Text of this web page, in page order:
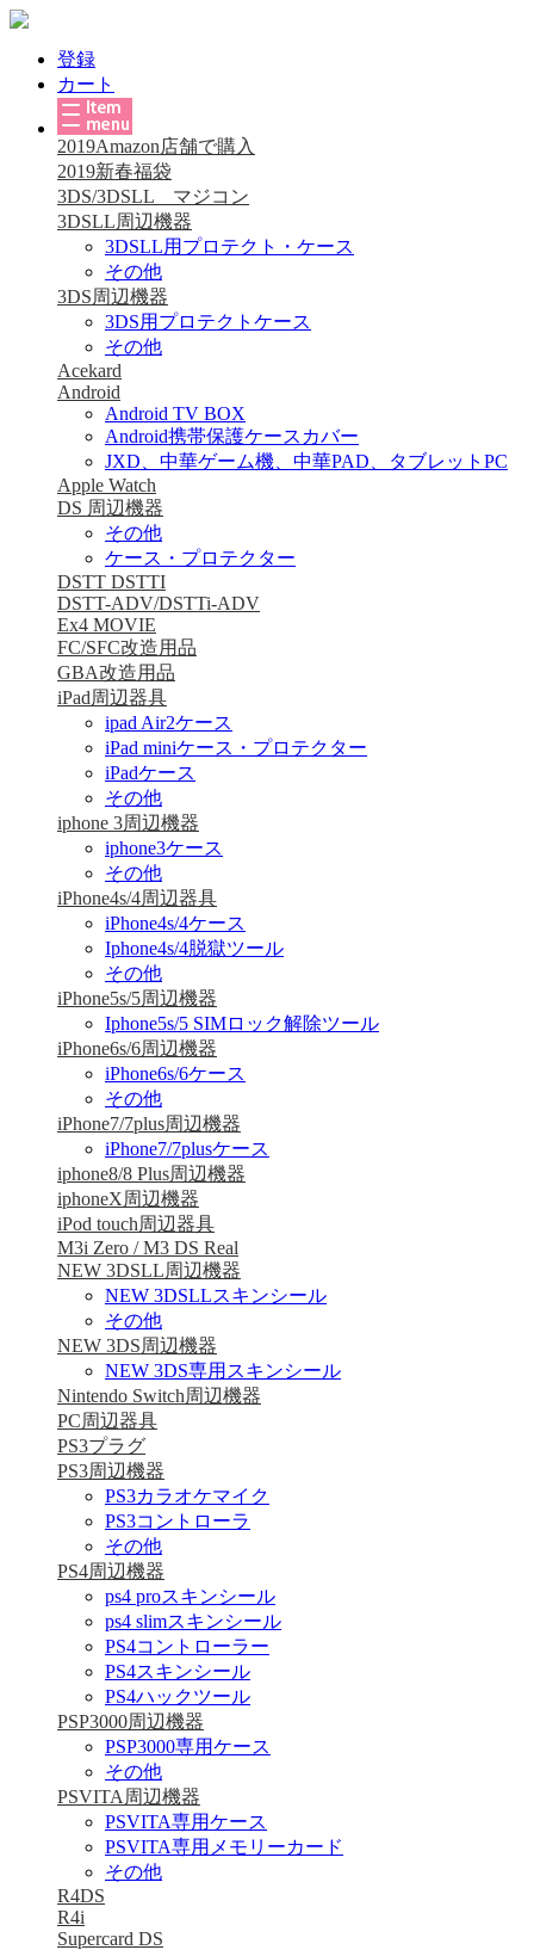
登録
カート
2019Amazon店舗で購入
2019新春福袋
3DS/3DSLL マジコン
3DSLL周辺機器
3DSLL用プロテクト・ケース
その他
3DS周辺機器
3DS用プロテクトケース
その他
Acekard
Android
Android TV BOX
Android携帯保護ケースカバー
JXD、中華ゲーム機、中華PAD、タブレットPC
Apple Watch
DS 周辺機器
その他
ケース・プロテクター
DSTT DSTTI
DSTT-ADV/DSTTi-ADV
Ex4 MOVIE
FC/SFC改造用品
GBA改造用品
iPad周辺器具
ipad Air2ケース
iPad miniケース・プロテクター
iPadケース
その他
iphone 3周辺機器
iphone3ケース
その他
iPhone4s/4周辺器具
iPhone4s/4ケース
Iphone4s/4脱獄ツール
その他
iPhone5s/5周辺機器
Iphone5s/5 SIMロック解除ツール
iPhone6s/6周辺機器
iPhone6s/6ケース
その他
iPhone7/7plus周辺機器
iPhone7/7plusケース
iphone8/8 Plus周辺機器
iphoneX周辺機器
iPod touch周辺器具
M3i Zero / M3 DS Real
NEW 3DSLL周辺機器
NEW 3DSLLスキンシール
その他
NEW 3DS周辺機器
NEW 3DS専用スキンシール
Nintendo Switch周辺機器
PC周辺器具
PS3プラグ
PS3周辺機器
PS3カラオケマイク
PS3コントローラ
その他
PS4周辺機器
ps4 proスキンシール
ps4 slimスキンシール
PS4コントローラー
PS4スキンシール
PS4ハックツール
PSP3000周辺機器
PSP3000専用ケース
その他
PSVITA周辺機器
PSVITA専用ケース
PSVITA専用メモリーカード
その他
R4DS
R4i
Supercard DS